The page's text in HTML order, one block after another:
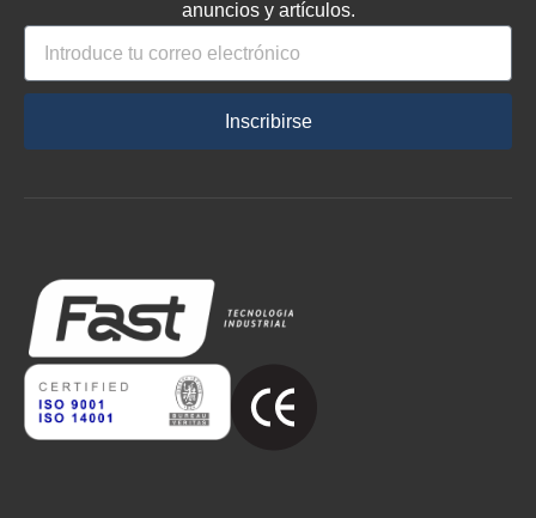
anuncios y artículos.
Inscribirse